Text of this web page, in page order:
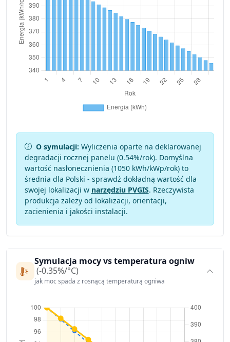
O symulacji: Wyliczenia oparte na deklarowanej
degradacji rocznej panelu (0.54%/rok). Domyślna
wartość nasłonecznienia (1050 kWh/kWp/rok) to
średnia dla Polski - sprawdź dokładną wartość dla
swojej lokalizacji w narzędziu PVGIS. Rzeczywista
produkcja zależy od lokalizacji, orientacji,
zacienienia i jakości instalacji.
Symulacja mocy vs temperatura ogniw
(-0.35%/°C)
jak moc spada z rosnącą temperaturą ogniwa